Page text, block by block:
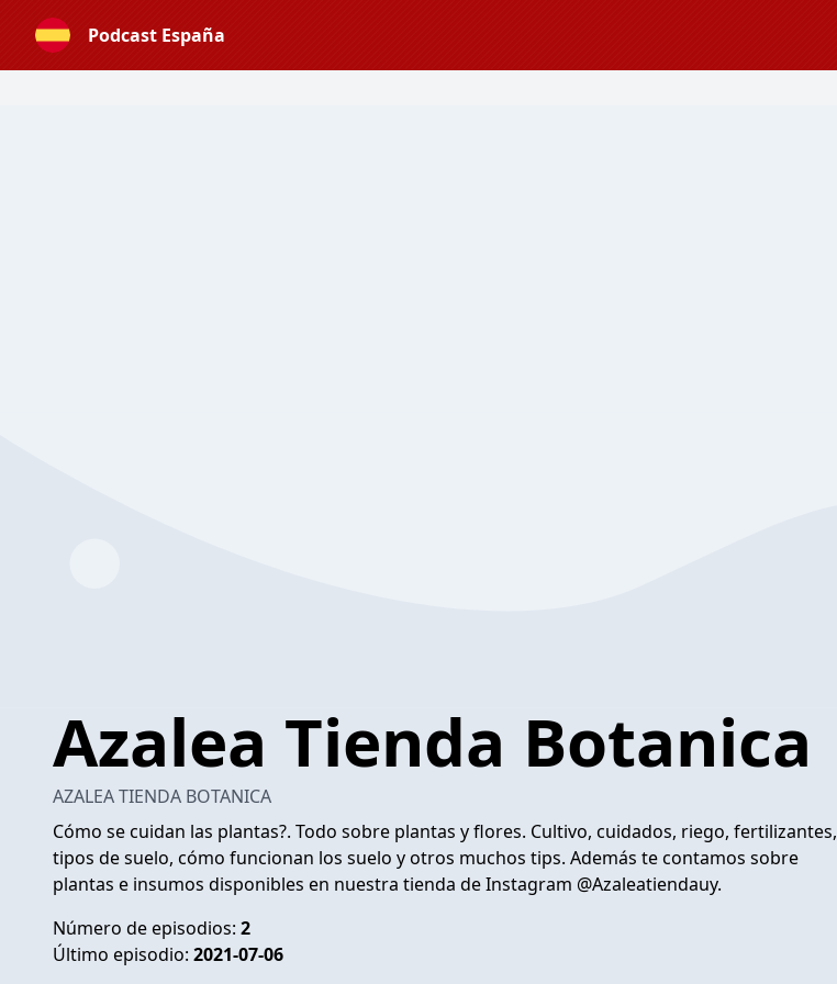
Podcast España
Azalea Tienda Botanica
AZALEA TIENDA BOTANICA
Cómo se cuidan las plantas?. Todo sobre plantas y flores. Cultivo, cuidados, riego, fertilizantes,
tipos de suelo, cómo funcionan los suelo y otros muchos tips. Además te contamos sobre
plantas e insumos disponibles en nuestra tienda de Instagram @Azaleatiendauy.
Número de episodios: 2
Último episodio: 2021-07-06